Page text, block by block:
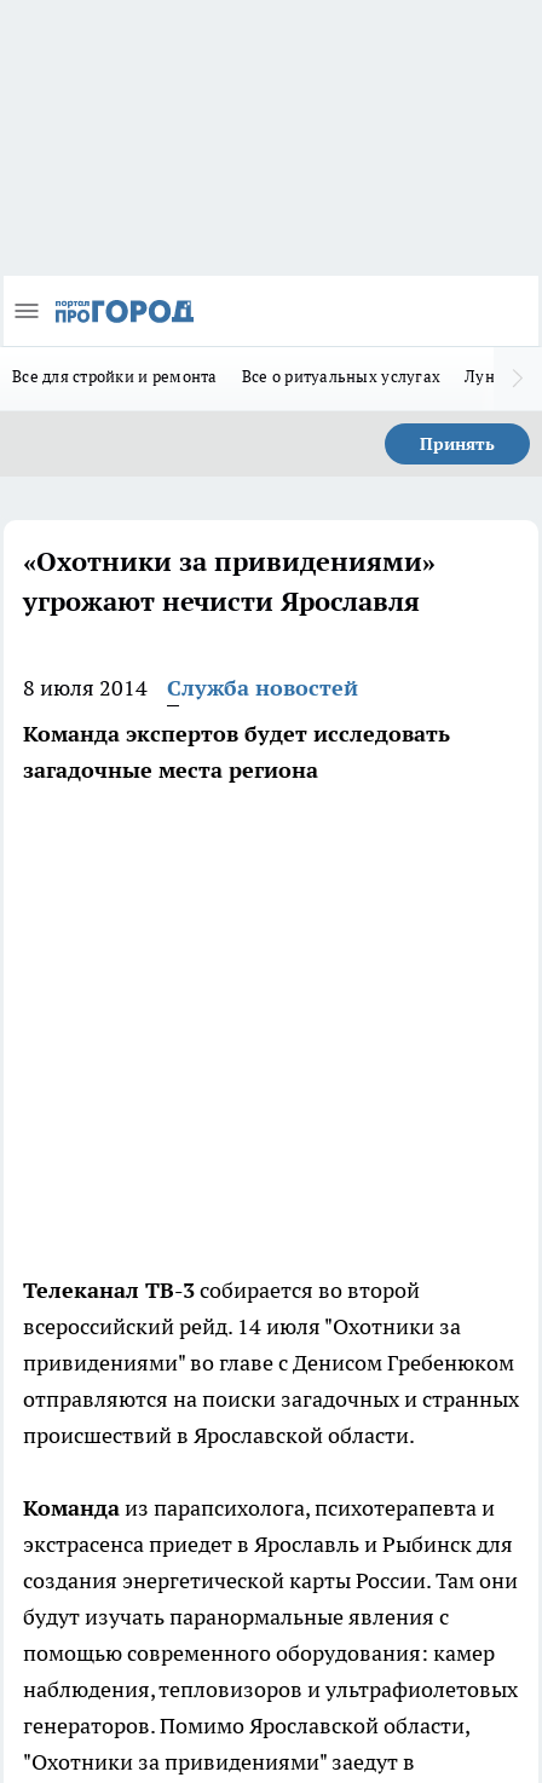
Все для стройки и ремонта Все о ритуальных услугах Лунно-
Принять
«Охотники за привидениями»
угрожают нечисти Ярославля
8 июля 2014
Служба новостей
Команда экспертов будет исследовать
загадочные места региона
Телеканал ТВ-3собирается во второй
всероссийский рейд. 14 июля "Охотники за
привидениями" во главе с Денисом Гребенюком
отправляются на поиски загадочных и странных
происшествий в Ярославской области.
Командаиз парапсихолога, психотерапевта и
экстрасенса приедет в Ярославль и Рыбинск для
создания энергетической карты России. Там они
будут изучать паранормальные явления с
помощью современного оборудования: камер
наблюдения, тепловизоров и ультрафиолетовых
генераторов. Помимо Ярославской области,
"Охотники за привидениями" заедут в